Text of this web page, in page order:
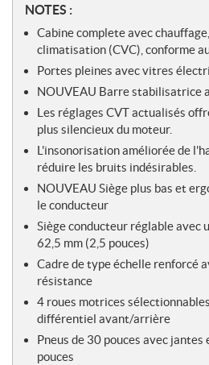
N
o
e
NOTES :
Cabine complete avec
climatisation (CVC), conforme
Portes pleines avec vitres
NOUVEAU Barre stabilisatrice
Les réglages CVT actualisés
plus silencieux du moteur.
L'insonorisation améliorée de
réduire les bruits indésirables.
NOUVEAU Siège plus bas et
le conducteur
Siège conducteur réglable avec
62,5 mm (2,5 pouces)
Cadre de type échelle renforcé
résistance
4 roues motrices
différentiel avant/arrière
Pneus de 30 pouces avec jantes
pouces